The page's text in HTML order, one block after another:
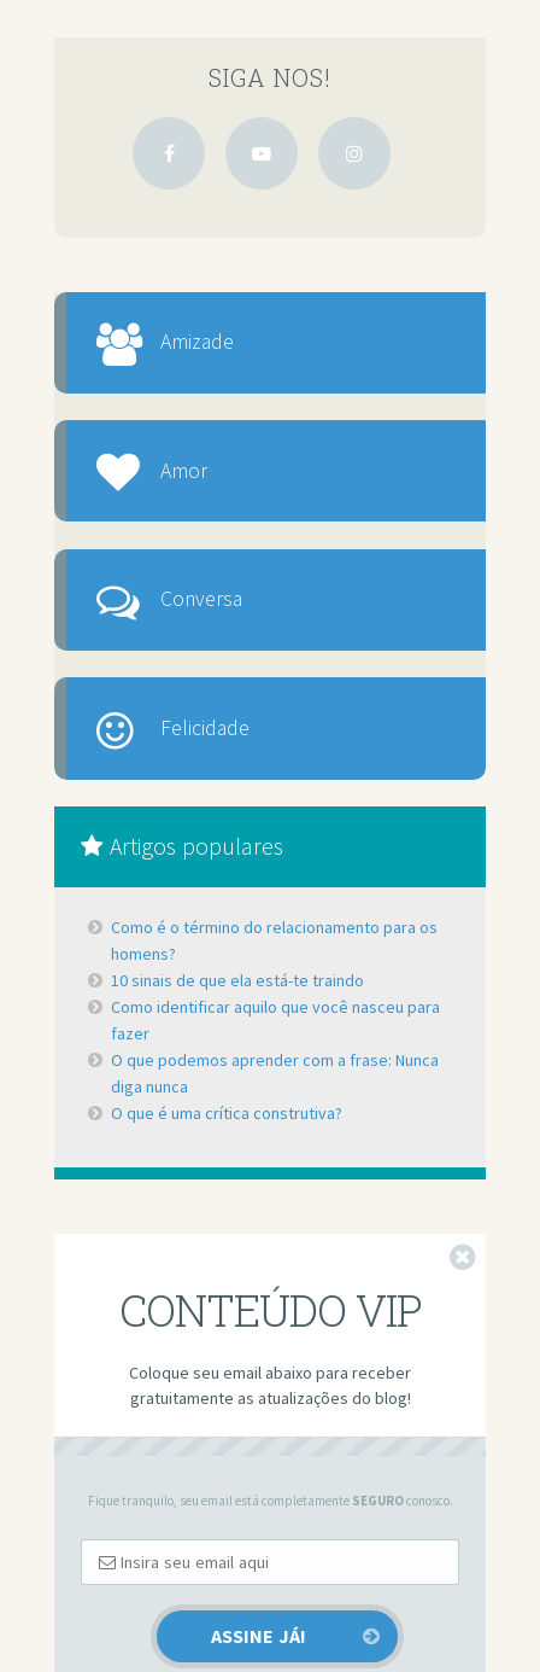
SIGA NOS!
Amizade
Amor
Conversa
Felicidade
Artigos populares
Como é o término do relacionamento para os
homens?
10 sinais de que ela está-te traindo
Como identificar aquilo que você nasceu para
fazer
O que podemos aprender com a frase: Nunca
diga nunca
O que é uma crítica construtiva?
CONTEÚDO VIP
Coloque seu email abaixo para receber
gratuitamente as atualizações do blog!
Fique tranquilo, seu email está completamente SEGUROconosco.